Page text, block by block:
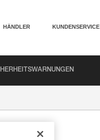
HÄNDLER KUNDENSERVICE